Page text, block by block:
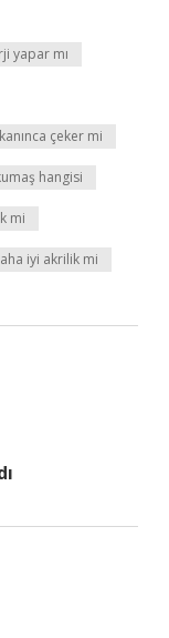
yapar mı
çeker mi
hangisi
mi
iyi akrilik mi